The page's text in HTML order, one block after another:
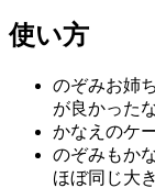
使い方
のぞみお姉
が良かった
かなえのケ
のぞみもか
ほぼ同じ大